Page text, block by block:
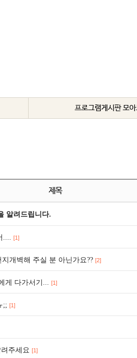
프로그램게시판 모아
제목
알려드립니다.
.... [1]
개벽해 주실 분 아닌가요?? [2]
게 다가서기... [1]
;; [1]
주세요 [1]